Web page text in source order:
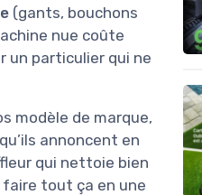
(gants, bouchons
nue coûte
un particulier qui ne
modèle de marque,
annoncent en
qui nettoie bien
faire tout ça en une